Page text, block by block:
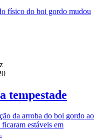
físico do boi gordo mudou
tempestade
da arroba do boi gordo ao
estáveis em